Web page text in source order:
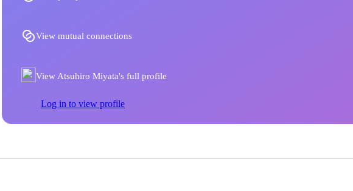
View mutual connections
View Atsuhiro Miyata's full profile
Log in to view profile